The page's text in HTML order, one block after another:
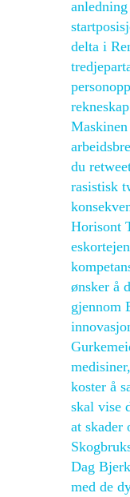
delta i
du
rasistisk
Horisont
ønsker å
gjennom
koster å
skal vise
at skader
Dag
med de